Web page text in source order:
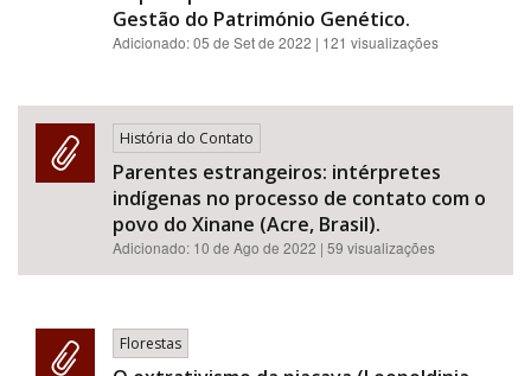
Gestão do Património Genético.
Adicionado:05 de Set de 2022 | 121 visualizações
História do Contato
Parentes estrangeiros: intérpretes
indígenas no processo de contato com o
povo do Xinane (Acre, Brasil).
Adicionado: 10 de Ago de 2022 | 59 visualizações
Florestas